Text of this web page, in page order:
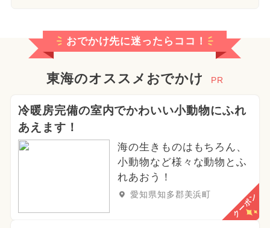
おでかけ先に迷ったらココ！
東海のオススメおでかけ PR
冷暖房完備の室内でかわいい小動物にふれ
あえます！
海の生きものはもちろん、
小動物など様々な動物とふ
れあおう！
愛知県知多郡美浜町 クーポン